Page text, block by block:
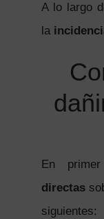
A lo largo
la
En
directas
siguientes: